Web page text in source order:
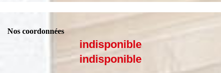
Nos coordonnées
indisponible
indisponible